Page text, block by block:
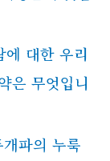
에 대한 우리
은 무엇입니
파의 누룩